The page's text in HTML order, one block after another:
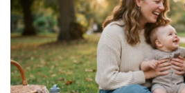
05. 08. 2026 14:12
Koliko visoku temperaturu